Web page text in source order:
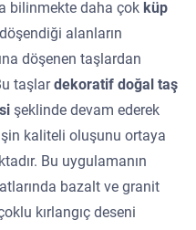
bilinmekte daha çok küp
döşendiği alanların
döşenen taşlardan
taşlardekoratif doğal taş
şeklinde devam ederek
kaliteli oluşunu ortaya
Bu uygulamanın
bazalt ve granit
kırlangıç deseni